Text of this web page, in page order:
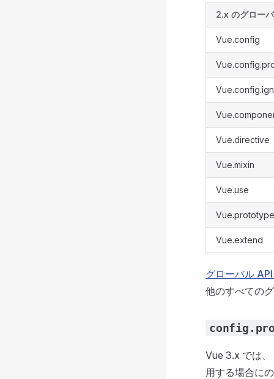
2.x のグロー
Vue.config
Vue.directive
Vue.mixin
Vue.use
Vue.prototype
Vue.extend
グローバル
他のすべての
Vue 3.x では
用する場合に